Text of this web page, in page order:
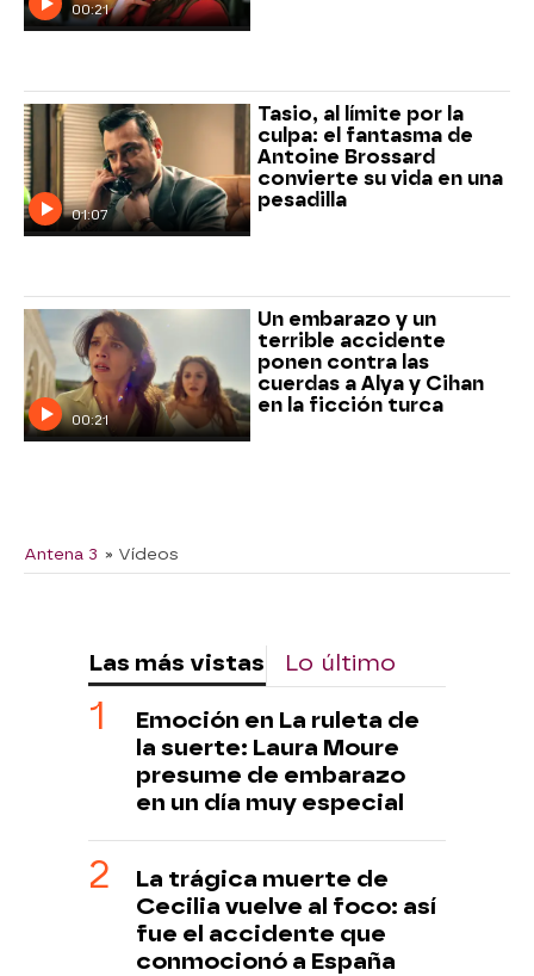
00:21
01:07
Tasio, al límite por la
culpa: el fantasma de
Antoine Brossard
convierte su vida en una
pesadilla
00:21
Un embarazo y un
terrible accidente
ponen contra las
cuerdas a Alya y Cihan
en la ficción turca
Antena 3 » Vídeos
Las más vistas Lo último
Emoción en La ruleta de
la suerte: Laura Moure
presume de embarazo
en un día muy especial
La trágica muerte de
Cecilia vuelve al foco: así
fue el accidente que
conmocionó a España